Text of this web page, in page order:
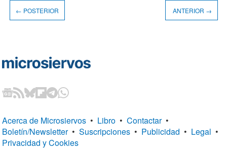
← POSTERIOR ANTERIOR →
Acerca de Microsiervos • Libro • Contactar •
Boletín/Newsletter • Suscripciones • Publicidad • Legal •
Privacidad y Cookies